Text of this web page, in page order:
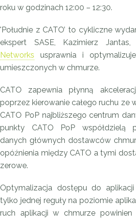
roku w godzinach 12:00 – 12:30.
'Południe z CATO’ to cykliczne
ekspert SASE, Kazimierz
Networks usprawnia i
umieszczonych w chmurze.
CATO zapewnia płynną
poprzez kierowanie całego ruchu ze
CATO PoP najbliższego centrum
punkty CATO PoP współdzielą
danych głównych dostawców
opóźnienia między CATO a tymi
zerowe.
Optymalizacja dostępu do
tylko jednej reguły na poziomie
ruch aplikacji w chmurze